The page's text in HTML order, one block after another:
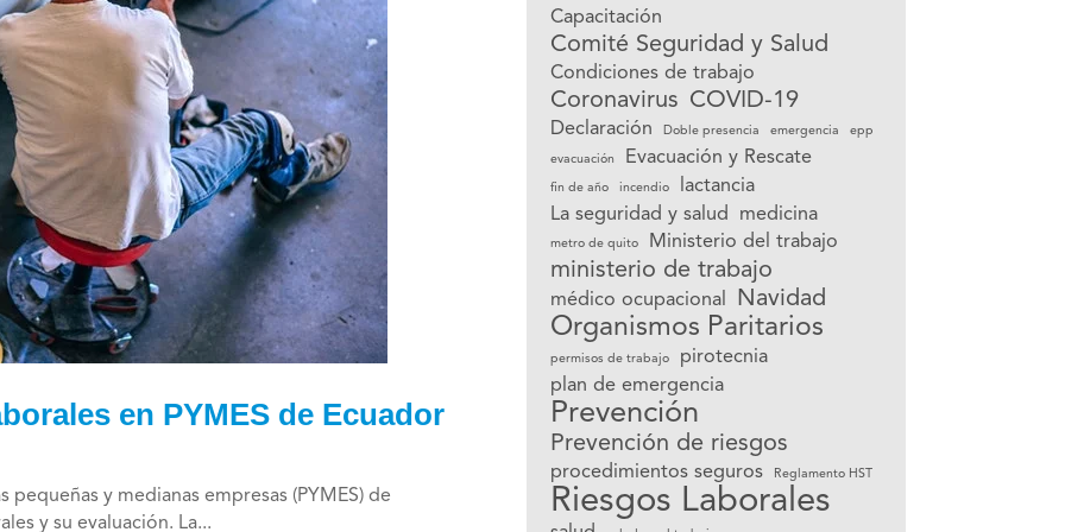
en PYMES de Ecuador
y medianas empresas (PYMES) de
y su evaluación. La...
Capacitación
Comité Seguridad y Salud
Condiciones de trabajo
Coronavirus COVID-19
Declaración Doble presencia emergencia epp
evacuación Evacuación y Rescate
fin de año incendio
lactancia
La seguridad y salud
medicina
metro de quito Ministerio del trabajo
ministerio de trabajo
médico ocupacional Navidad
Organismos Paritarios
permisos de trabajo
pirotecnia
plan de emergencia
Prevención
Prevención de riesgos
procedimientos seguros Reglamento HST
Riesgos Laborales